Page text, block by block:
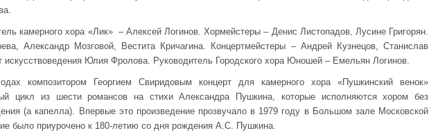
камерного хора «Лик» – Алексей Логинов. Хормейстеры – Денис Листопадов, Лусине Григорян.
Александр Мозговой, Вестита Кричагина. Концертмейстеры – Андрей Кузнецов, Станислав
Юлия Фролова. Руководитель Городского хора Юношей – Емельян Логинов.
композитором Георгием Свиридовым концерт для камерного хора «Пушкинский венок»
цикл из шести романсов на стихи Александра Пушкина, которые исполняются хором без
(а капелла). Впервые это произведение прозвучало в 1979 году в Большом зале Московской
было приурочено к 180-летию со дня рождения А.С. Пушкина.